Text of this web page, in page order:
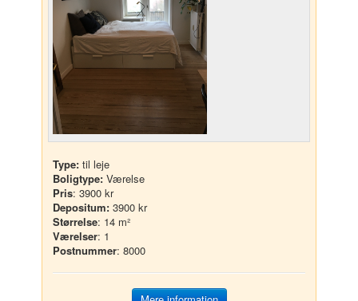
Type: til leje
Boligtype: Værelse
Pris: 3900 kr
Depositum: 3900 kr
Størrelse: 14 m²
Værelser: 1
Postnummer: 8000